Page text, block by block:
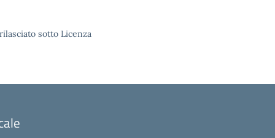
sotto Licenza